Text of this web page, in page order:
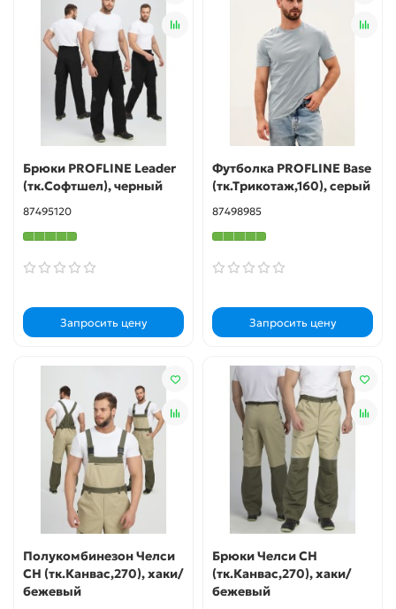
Брюки PROFLINE Leader
(тк.Софтшел), черный
87495120
Запросить цену
Футболка PROFLINE Base
(тк.Трикотаж,160), серый
87498985
Запросить цену
Полукомбинезон Челси
CH (тк.Канвас,270), хаки/
бежевый
Брюки Челси CH
(тк.Канвас,270), хаки/
бежевый